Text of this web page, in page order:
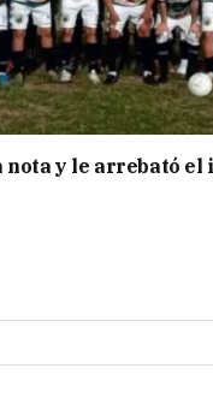
nota y le arrebató el